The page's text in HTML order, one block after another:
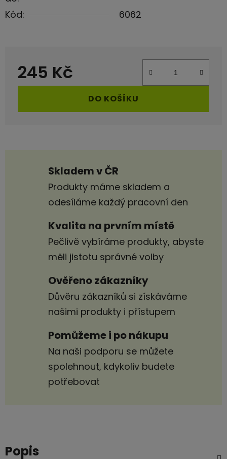
Kód:
6062
245 Kč
Měrná cena:
DO KOŠÍKU
Skladem v ČR
Produkty máme skladem a
odesíláme každý pracovní den
Kvalita na prvním místě
Pečlivě vybíráme produkty, abyste
měli jistotu správné volby
Ověřeno zákazníky
Důvěru zákazníků si získáváme
našimi produkty i přístupem
Pomůžeme i po nákupu
Na naši podporu se můžete
spolehnout, kdykoliv budete
potřebovat
Popis